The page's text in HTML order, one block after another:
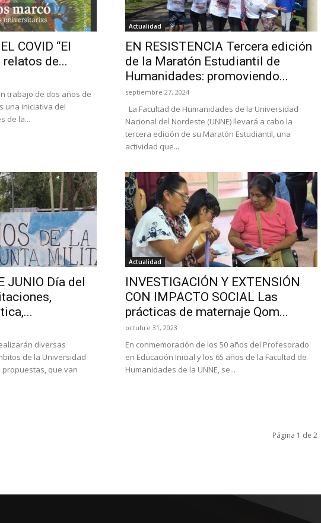
COVID “El
de...
trabajo de dos años de
una iniciativa del
de la...
Actualidad
EN RESISTENCIA Tercera edición
de la Maratón Estudiantil de
Humanidades: promoviendo...
septiembre 27, 2024
La Facultad de Humanidades de la Universidad
Nacional del Nordeste (UNNE) llevará a cabo la
tercera edición de su Maratón Estudiantil, una
actividad que...
JUNIO Día del
diversas
de la Universidad
propuestas, que van
Actualidad
INVESTIGACIÓN Y EXTENSIÓN
CON IMPACTO SOCIAL Las
prácticas de maternaje Qom...
octubre 31, 2023
En conmemoración de los 50 años del Profesorado
en Educación Inicial y los 65 años de la Facultad de
Humanidades de la UNNE, se...
Página 1 de 2